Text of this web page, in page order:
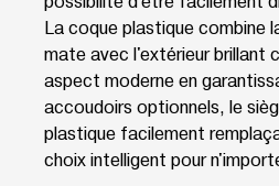
La coque plastique combine
mate avec l'extérieur brillant
aspect moderne en
accoudoirs optionnels, le
plastique facilement
choix intelligent pour